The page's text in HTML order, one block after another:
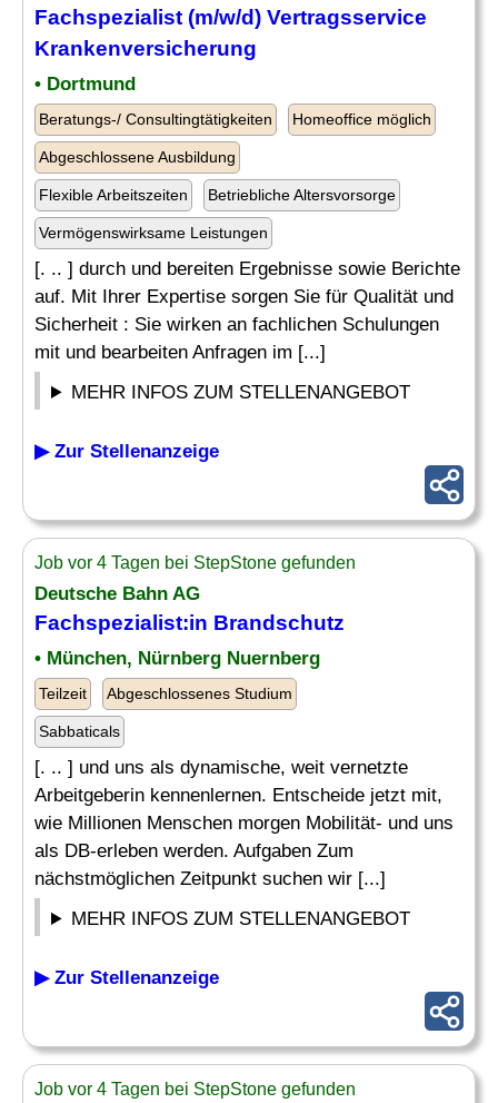
Fachspezialist (m/w/d) Vertragsservice
Krankenversicherung
• Dortmund
Beratungs-/ Consultingtätigkeiten Homeoffice möglich
Abgeschlossene Ausbildung
Flexible Arbeitszeiten Betriebliche Altersvorsorge
Vermögenswirksame Leistungen
[. .. ] durch und bereiten Ergebnisse sowie Berichte
auf. Mit Ihrer Expertise sorgen Sie für Qualität und
Sicherheit : Sie wirken an fachlichen Schulungen
mit und bearbeiten Anfragen im [...]
MEHR INFOS ZUM STELLENANGEBOT
▶ Zur Stellenanzeige
Job vor 4 Tagen bei StepStone gefunden
Deutsche Bahn AG
Fachspezialist:in Brandschutz
• München, Nürnberg Nuernberg
Teilzeit Abgeschlossenes Studium
Sabbaticals
[. .. ] und uns als dynamische, weit vernetzte
Arbeitgeberin kennenlernen. Entscheide jetzt mit,
wie Millionen Menschen morgen Mobilität- und uns
als DB-erleben werden. Aufgaben Zum
nächstmöglichen Zeitpunkt suchen wir [...]
MEHR INFOS ZUM STELLENANGEBOT
▶ Zur Stellenanzeige
Job vor 4 Tagen bei StepStone gefunden